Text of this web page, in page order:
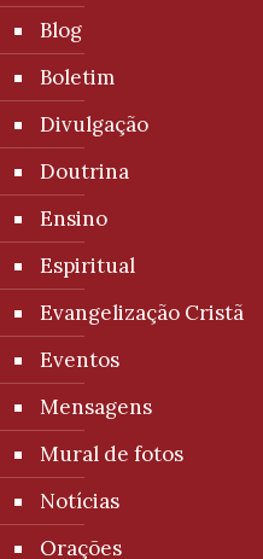
Blog
Boletim
Divulgação
Doutrina
Ensino
Espiritual
Evangelização Cristã
Eventos
Mensagens
Mural de fotos
Notícias
Orações